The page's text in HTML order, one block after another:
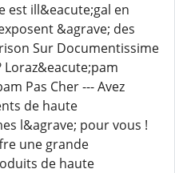
est ill&eacute;gal en
&agrave; des
Sur Documentissime
Loraz&eacute;pam
Pas Cher --- Avez
de haute
l&agrave; pour vous !
une grande
de haute